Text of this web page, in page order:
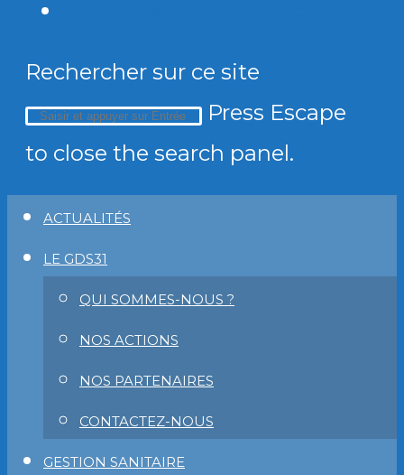
Rechercher sur ce site
Press Escape
to close the search panel.
ACTUALITÉS
LE GDS31
QUI SOMMES-NOUS ?
NOS ACTIONS
NOS PARTENAIRES
CONTACTEZ-NOUS
GESTION SANITAIRE